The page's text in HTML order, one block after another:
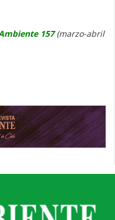
157(marzo-abril